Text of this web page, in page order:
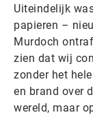
Uiteindelijk
papieren –
Murdoch
zien dat wij
zonder het
en brand over
wereld, maar